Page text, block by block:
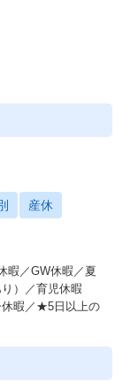
産休
暇／GW休暇／夏
）／育児休暇
休暇／★5日以上の